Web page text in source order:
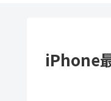
iPhone